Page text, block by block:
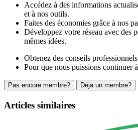
Accédez à des informations
et à nos outils.
Faites des économies grâce à nos
Développez votre réseau avec des
mêmes idées.
Obtenez des conseils
Pour que nous puissions continuer
Pas encore membre? Déja un membre?
Articles similaires